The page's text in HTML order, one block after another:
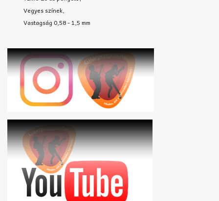
Vegyes színek,
Vastagság 0,58 - 1,5 mm